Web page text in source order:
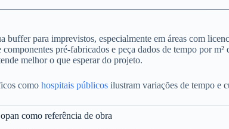
buffer para imprevistos, especialmente em áreas com
componentes pré-fabricados e peça dados de tempo por
melhor o que esperar do projeto.
como hospitais públicos ilustram variações de tempo e
como referência de obra